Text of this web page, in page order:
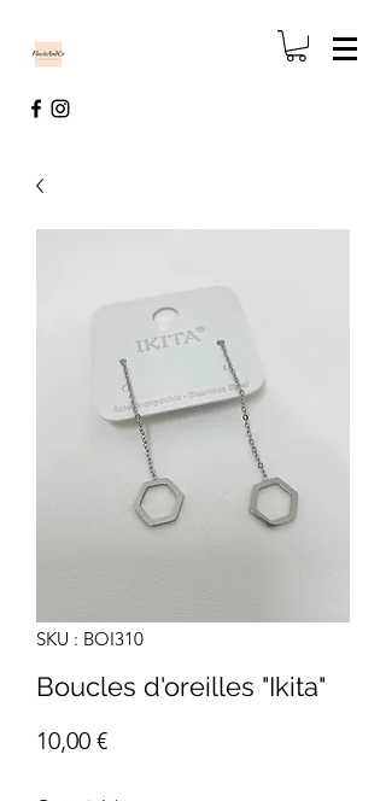
SKU : BOI310
Boucles d'oreilles "Ikita"
10,00 €Prix